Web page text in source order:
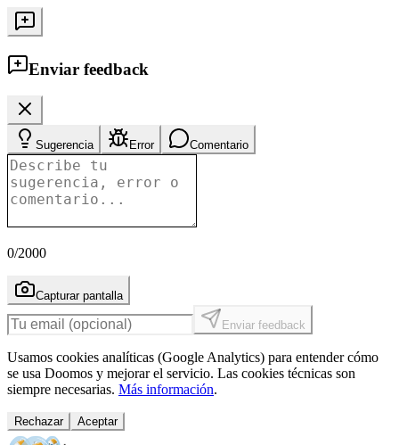
Enviar feedback
Sugerencia Error Comentario
0/2000
Capturar pantalla
Enviar feedback
Usamos cookies analíticas (Google Analytics) para entender cómo
se usa Doomos y mejorar el servicio. Las cookies técnicas son
siempre necesarias. Más información.
Rechazar Aceptar